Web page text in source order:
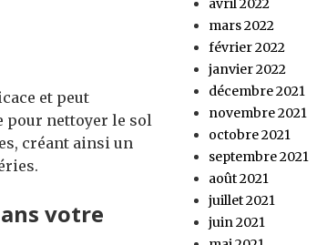
et peut
pour nettoyer le sol
créant ainsi un
votre
avril 2022
mars 2022
février 2022
janvier 2022
décembre 2021
novembre 2021
octobre 2021
septembre 2021
août 2021
juillet 2021
juin 2021